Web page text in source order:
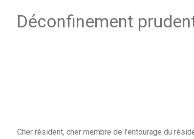
Déconfinement
Cher résident, cher membre de l’entourage du